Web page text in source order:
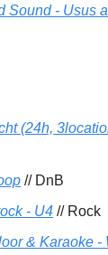
Sound - Usus
(24h,
// DnB
- U4 // Rock
& Karaoke -